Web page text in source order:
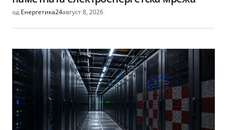
од Енергетика24август 8, 2026